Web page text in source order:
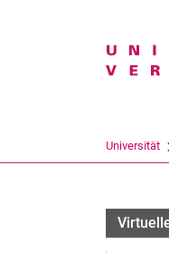
Universität